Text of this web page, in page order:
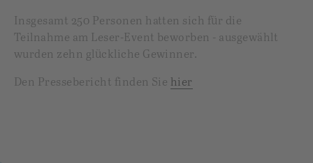
Insgesamt 250 Personen hatten sich für die
Teilnahme am Leser-Event beworben - ausgewählt
wurden zehn glückliche Gewinner.
Den Pressebericht finden Sie hier